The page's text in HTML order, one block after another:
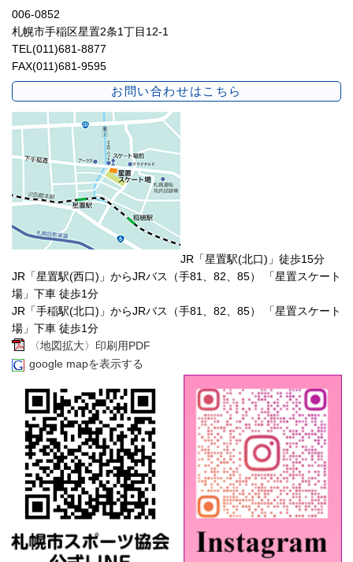
006-0852
札幌市手稲区星置2条1丁目12-1
TEL(011)681-8877
FAX(011)681-9595
お問い合わせはこちら
JR「星置駅(北口)」徒歩15分
JR「星置駅(西口)」からJRバス（手81、82、85） 「星置スケート
場」下車 徒歩1分
JR「手稲駅(北口)」からJRバス（手81、82、85） 「星置スケート
場」下車 徒歩1分
〈地図拡大〉印刷用PDF
google mapを表示する